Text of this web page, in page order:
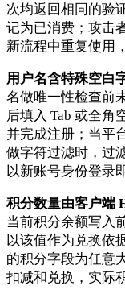
次均返回相同的验
记为已消费；攻击
新流程中重复使用
用户名含特殊空白
名做唯一性检查前
后填入 Tab 或全角
并完成注册；当平
做字符过滤时，过
以新账号身份登录
积分数量由客户端
当前积分余额写入
以该值作为兑换依
的积分字段为任意
扣减和兑换，实际